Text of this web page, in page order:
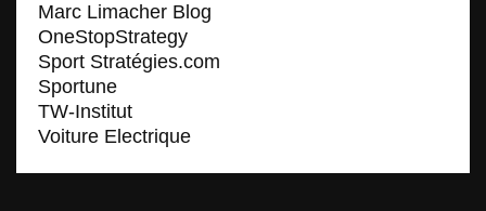
Marc Limacher Blog
OneStopStrategy
Sport Stratégies.com
Sportune
TW-Institut
Voiture Electrique